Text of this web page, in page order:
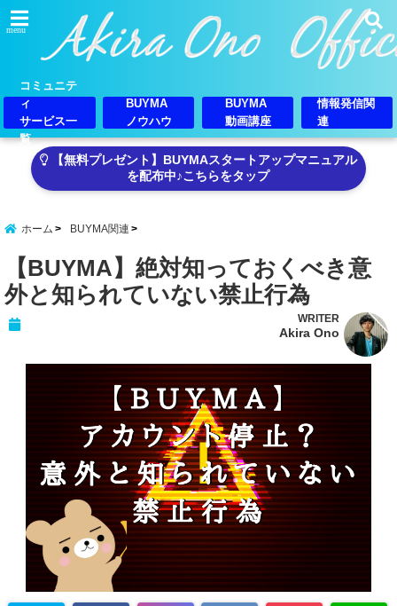
menu
コミュニテ
ィ
サービス一
覧
BUYMA
ノウハウ
BUYMA
動画講座
情報発信関
連
【無料プレゼント】BUYMAスタートアップマニュアル
を配布中♪こちらをタップ
ホーム BUYMA関連
【BUYMA】絶対知っておくべき意
外と知られていない禁止行為
WRITER
Akira Ono